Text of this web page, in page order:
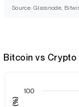
Source: Glassnode,
Bitcoin vs Crypto